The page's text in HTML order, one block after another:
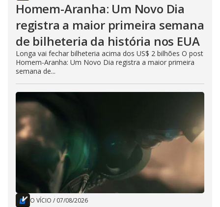
Homem-Aranha: Um Novo Dia
registra a maior primeira semana
de bilheteria da história nos EUA
Longa vai fechar bilheteria acima dos US$ 2 bilhões O post
Homem-Aranha: Um Novo Dia registra a maior primeira
semana de...
O VÍCIO / 07/08/2026